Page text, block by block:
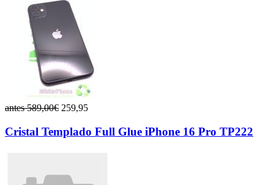
antes 589,00€ 259,95
Cristal Templado Full Glue iPhone 16 Pro TP222